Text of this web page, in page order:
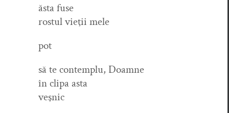
ăsta fuse
ros­tul vieţii mele
pot
să te con­tem­plu, Doamne
în cli­pa asta
veşnic